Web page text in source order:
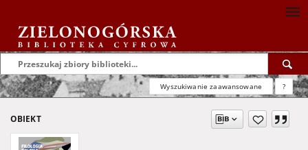
Wyszukiwanie zaawansowane ?
OBIEKT